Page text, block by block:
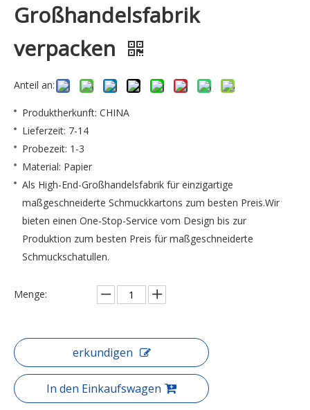
Großhandelsfabrik
verpacken
Anteil an:
Produktherkunft: CHINA
Lieferzeit: 7-14
Probezeit: 1-3
Material: Papier
Als High-End-Großhandelsfabrik für einzigartige
maßgeschneiderte Schmuckkartons zum besten Preis.Wir
bieten einen One-Stop-Service vom Design bis zur
Produktion zum besten Preis für maßgeschneiderte
Schmuckschatullen.
Menge:
erkundigen
In den Einkaufswagen